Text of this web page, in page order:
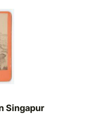
Singapur